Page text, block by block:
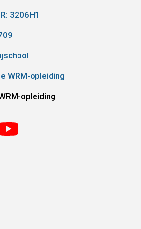
3206H1
WRM-opleiding
opleiding